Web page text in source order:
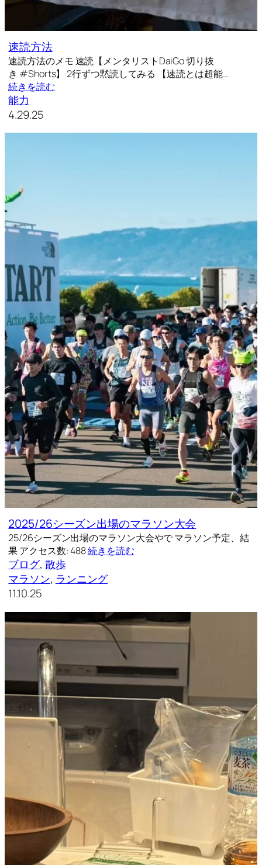
速読方法
速読方法のメモ 速読【メンタリストDaiGo 切り抜
き #Shorts】 2行ずつ黙読してみる 【速読とは超能…
続きを読む
能力
4.29.25
2025/26シーズン出場のマラソン大会
25/26シーズン出場のマラソン大会やで マラソン予定、結
果 アクセス数: 488続きを読む
ブログ, 散歩
マラソン, ランニング
11.10.25